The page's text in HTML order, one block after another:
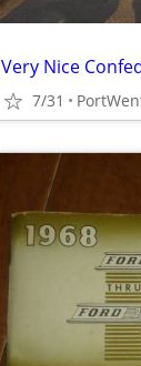
Very Nice
7/31